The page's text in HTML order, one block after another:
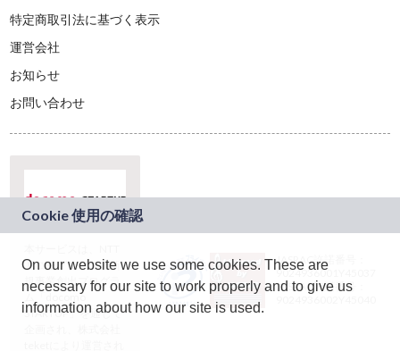
特定商取引法に基づく表示
運営会社
お知らせ
お問い合わせ
ドコモグループの新
規事業創出プログラ
ム「docomo
STARTUP」を通じて
JASRAC許諾番号：
9024936001Y45037
JASRAC許諾番号：
On our website we use some cookies. These are
necessary for our site to work properly and to give us
information about how our site is used.